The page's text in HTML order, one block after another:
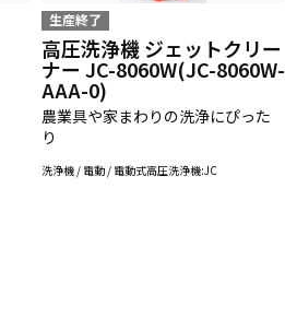
生産終了
高圧洗浄機 ジェットクリー
ナー JC-8060W(JC-8060W-
AAA-0)
農業具や家まわりの洗浄にぴった
り
洗浄機 / 電動 / 電動式高圧洗浄機:JC